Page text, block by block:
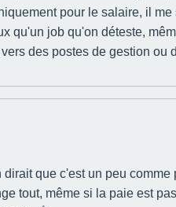
pour le salaire, il
qu'un job qu'on déteste,
des postes de gestion
que c'est un peu
tout, même si la paie est